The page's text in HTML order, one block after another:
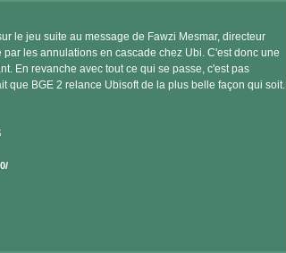
le jeu suite au message de Fawzi Mesmar, directeur
les annulations en cascade chez Ubi. C'est donc une
En revanche avec tout ce qui se passe, c'est pas
que BGE 2 relance Ubisoft de la plus belle façon qui soit.